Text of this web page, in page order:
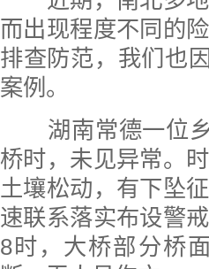
而出现程度不同的
排查防范，我们也
案例。
湖南常德一位乡
桥时，未见异常。
土壤松动，有下坠
速联系落实布设警
8时，大桥部分桥